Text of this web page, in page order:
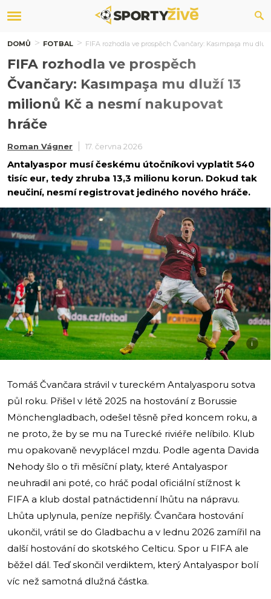
DOMŮ FOTBAL FIFA rozhodla ve prospěch Čvančary: Kasımpaşa mu
FIFA rozhodla ve prospěch
Čvančary: Kasımpaşa mu dluží 13
milionů Kč a nesmí nakupovat
hráče
Roman Vágner 17. června 2026
Antalyaspor musí českému útočníkovi vyplatit 540
tisíc eur, tedy zhruba 13,3 milionu korun. Dokud tak
neučiní, nesmí registrovat jediného nového hráče.
i
Tomáš Čvančara strávil v tureckém Antalyasporu sotva
půl roku. Přišel v létě 2025 na hostování z Borussie
Mönchengladbach, odešel těsně před koncem roku, a
ne proto, že by se mu na Turecké riviéře nelíbilo. Klub
mu opakovaně nevyplácel mzdu. Podle agenta Davida
Nehody šlo o tři měsíční platy, které Antalyaspor
neuhradil ani poté, co hráč podal oficiální stížnost k
FIFA a klub dostal patnáctidenní lhůtu na nápravu.
Lhůta uplynula, peníze nepřišly. Čvančara hostování
ukončil, vrátil se do Gladbachu a v lednu 2026 zamířil na
další hostování do skotského Celticu. Spor u FIFA ale
běžel dál. Teď skončil verdiktem, který Antalyaspor bolí
víc než samotná dlužná částka.